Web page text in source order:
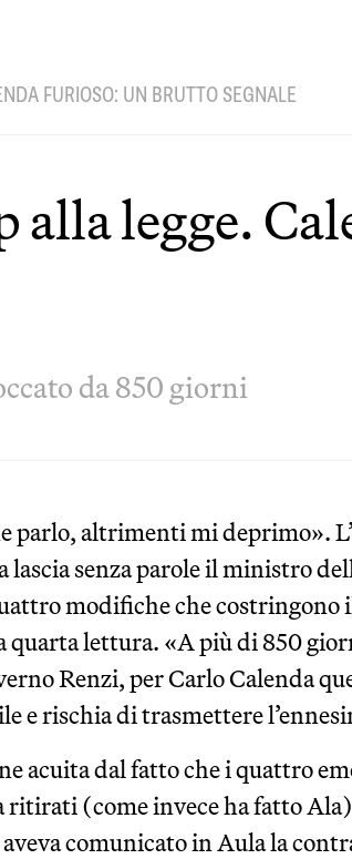
FURIOSO: UN BRUTTO SEGNALE
alla legge.
da 850 giorni
parlo, altrimenti mi deprimo».
lascia senza parole il ministro
modifiche che costringono
quarta lettura. «A più di 850
Renzi, per Carlo Calenda
e rischia di trasmettere
acuita dal fatto che i quattro
ritirati (come invece ha fatto
comunicato in Aula la